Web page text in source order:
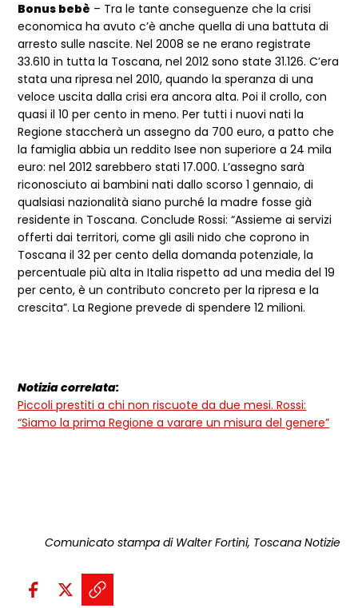
Bonus bebè – Tra le tante conseguenze che la crisi
economica ha avuto c’è anche quella di una battuta di
arresto sulle nascite. Nel 2008 se ne erano registrate
33.610 in tutta la Toscana, nel 2012 sono state 31.126. C’era
stata una ripresa nel 2010, quando la speranza di una
veloce uscita dalla crisi era ancora alta. Poi il crollo, con
quasi il 10 per cento in meno. Per tutti i nuovi nati la
Regione staccherà un assegno da 700 euro, a patto che
la famiglia abbia un reddito Isee non superiore a 24 mila
euro: nel 2012 sarebbero stati 17.000. L’assegno sarà
riconosciuto ai bambini nati dallo scorso 1 gennaio, di
qualsiasi nazionalità siano purché la madre fosse già
residente in Toscana. Conclude Rossi: “Assieme ai servizi
offerti dai territori, come gli asili nido che coprono in
Toscana il 32 per cento della domanda potenziale, la
percentuale più alta in Italia rispetto ad una media del 19
per cento, è un contributo concreto per la ripresa e la
crescita”. La Regione prevede di spendere 12 milioni.
Notizia correlata:
Piccoli prestiti a chi non riscuote da due mesi. Rossi:
“Siamo la prima Regione a varare un misura del genere”
Comunicato stampa di Walter Fortini, Toscana Notizie
Condividi sui social:
Condividi su Facebook - apre
Condividi su X - apre una
Copia il link e condividi -